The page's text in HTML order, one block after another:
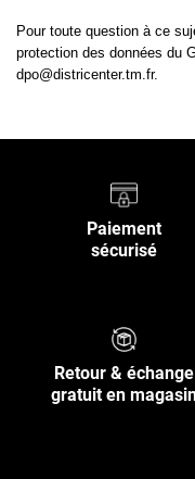
Pour toute question à ce
protection des données du
dpo@districenter.tm.fr.
Paiement
sécurisé
Retour & échange
gratuit en